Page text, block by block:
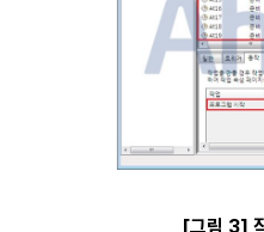
[그림 3]